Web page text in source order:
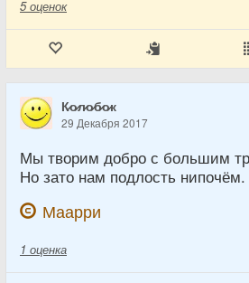
5 оценок
К̷о̷л̷о̷б̷о̷к
29 Декабря 2017
Мы творим добро с большим
Но зато нам подлость нипочём.
Маарри
1 оценка